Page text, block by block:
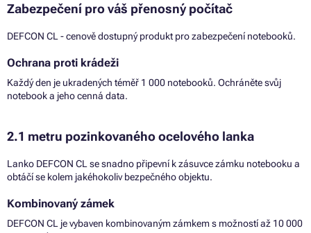
Zabezpečení pro váš přenosný počítač
DEFCON CL - cenově dostupný produkt pro zabezpečení notebooků.
Ochrana proti krádeži
Každý den je ukradených téměř 1 000 notebooků. Ochráněte svůj
notebook a jeho cenná data.
2.1 metru pozinkovaného ocelového lanka
Lanko DEFCON CL se snadno připevní k zásuvce zámku notebooku a
obtáčí se kolem jakéhokoliv bezpečného objektu.
Kombinovaný zámek
DEFCON CL je vybaven kombinovaným zámkem s možností až 10 000